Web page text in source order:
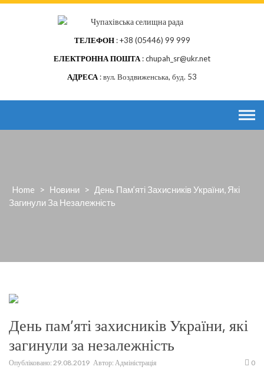
Skip
ТЕЛЕФОН +38 (05446) 99 999
ЕЛЕКТРОННА ПОШТА chupah_sr@ukr.net
АДРЕСА вул. Воздвиженська, буд. 53
Home > Новини > День Пам’яті Захисників України, Які
Загинули За Незалежність
День пам’яті захисників України, які
загинули за незалежність
Опубліковано: 29.08.2019 Автор: Адміністрація 0